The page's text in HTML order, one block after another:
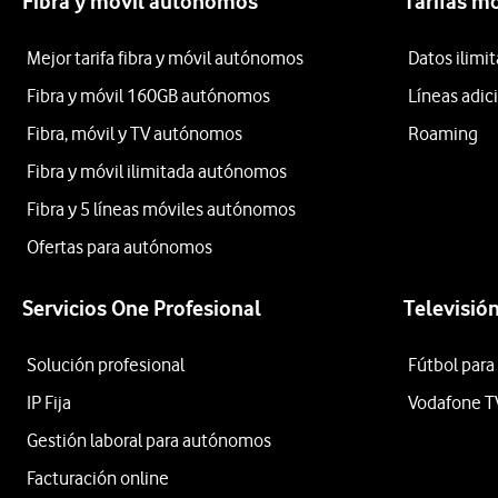
Mejor tarifa fibra y móvil autónomos
Fibra y móvil 160GB autónomos
Fibra, móvil y TV autónomos
Fibra y móvil ilimitada autónomos
Fibra y 5 líneas móviles autónomos
Ofertas para autónomos
Datos
Líneas
Roaming
Servicios One Profesional
Solución profesional
IP Fija
Gestión laboral para autónomos
Facturación online
Televisión
Fútbol
Vodafone